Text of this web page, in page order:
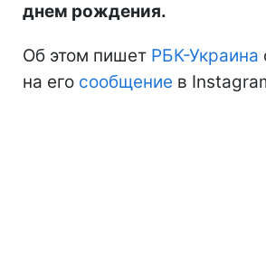
днем рождения.
Об этом пишет РБК-Украина
на его сообщение в